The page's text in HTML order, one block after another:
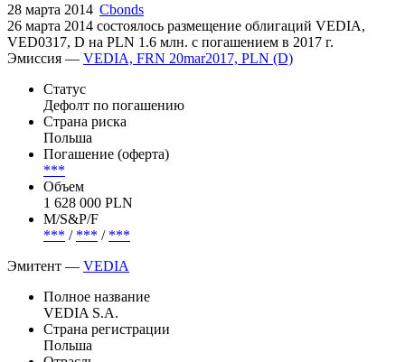
28 марта 2014 Cbonds
26 марта 2014 состоялось размещение облигаций VEDIA,
VED0317, D на PLN 1.6 млн. с погашением в 2017 г.
Эмиссия — VEDIA, FRN 20mar2017, PLN (D)
Статус
Дефолт по погашению
Страна риска
Польша
Погашение (оферта)
***
Объем
1 628 000 PLN
М/S&P/F
*** / *** / ***
Эмитент — VEDIA
Полное название
VEDIA S.A.
Страна регистрации
Польша